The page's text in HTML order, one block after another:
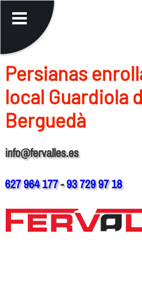
Persianas
local Guardiola
Berguedà
info@fervalles.es
627 964 177-93 729 97 18